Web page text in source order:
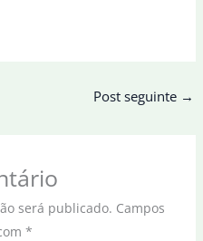
Post seguinte →
será publicado. Campos
*